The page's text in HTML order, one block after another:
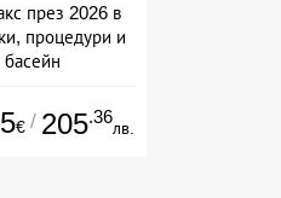
през 2026 в
процедури и
€ / 205.36
лв.